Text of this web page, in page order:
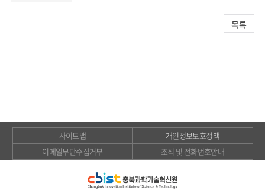
목록
사이트맵
개인정보보호정책
이메일무단수집거부
조직 및 전화번호안내